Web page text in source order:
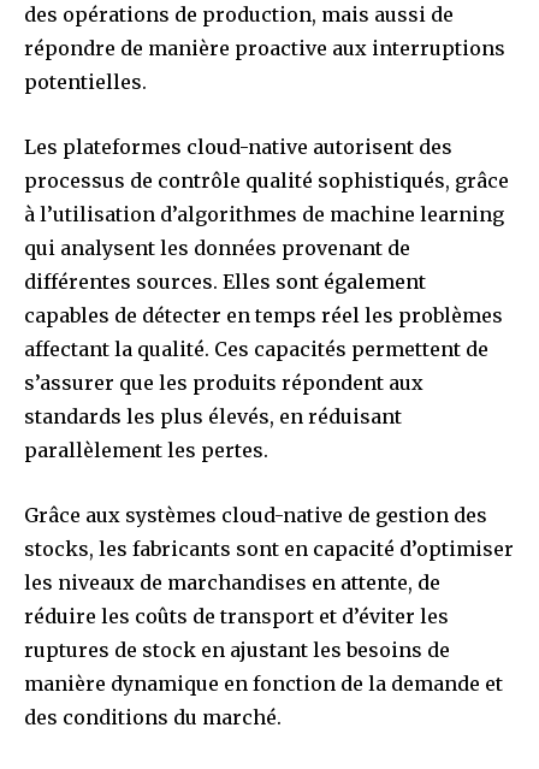
des opérations de production, mais aussi de
répondre de manière proactive aux interruptions
potentielles.
Les plateformes cloud-native autorisent des
processus de contrôle qualité sophistiqués, grâce
à l’utilisation d’algorithmes de machine learning
qui analysent les données provenant de
différentes sources. Elles sont également
capables de détecter en temps réel les problèmes
affectant la qualité. Ces capacités permettent de
s’assurer que les produits répondent aux
standards les plus élevés, en réduisant
parallèlement les pertes.
Grâce aux systèmes cloud-native de gestion des
stocks, les fabricants sont en capacité d’optimiser
les niveaux de marchandises en attente, de
réduire les coûts de transport et d’éviter les
ruptures de stock en ajustant les besoins de
manière dynamique en fonction de la demande et
des conditions du marché.